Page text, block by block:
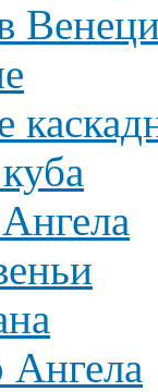
Ангела